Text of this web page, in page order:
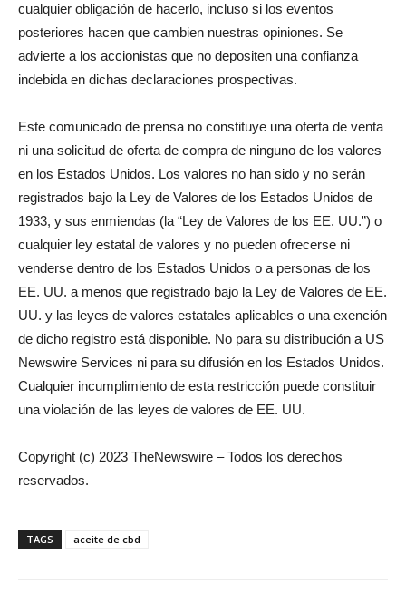
cualquier obligación de hacerlo, incluso si los eventos
posteriores hacen que cambien nuestras opiniones. Se
advierte a los accionistas que no depositen una confianza
indebida en dichas declaraciones prospectivas.
Este comunicado de prensa no constituye una oferta de venta
ni una solicitud de oferta de compra de ninguno de los valores
en los Estados Unidos. Los valores no han sido y no serán
registrados bajo la Ley de Valores de los Estados Unidos de
1933, y sus enmiendas (la “Ley de Valores de los EE. UU.”) o
cualquier ley estatal de valores y no pueden ofrecerse ni
venderse dentro de los Estados Unidos o a personas de los
EE. UU. a menos que registrado bajo la Ley de Valores de EE.
UU. y las leyes de valores estatales aplicables o una exención
de dicho registro está disponible. No para su distribución a US
Newswire Services ni para su difusión en los Estados Unidos.
Cualquier incumplimiento de esta restricción puede constituir
una violación de las leyes de valores de EE. UU.
Copyright (c) 2023 TheNewswire – Todos los derechos
reservados.
TAGS aceite de cbd